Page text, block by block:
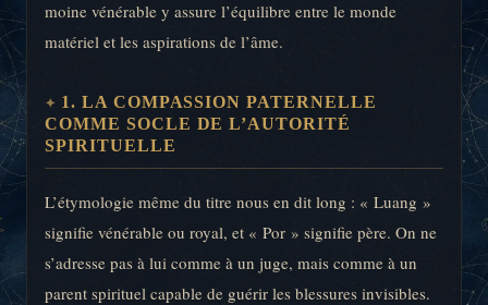
moine vénérable y assure l’équilibre entre le monde
matériel et les aspirations de l’âme.
1. LA COMPASSION PATERNELLE
COMME SOCLE DE L’AUTORITÉ
SPIRITUELLE
L’étymologie même du titre nous en dit long : « Luang »
signifie vénérable ou royal, et « Por » signifie père. On ne
s’adresse pas à lui comme à un juge, mais comme à un
parent spirituel capable de guérir les blessures invisibles.